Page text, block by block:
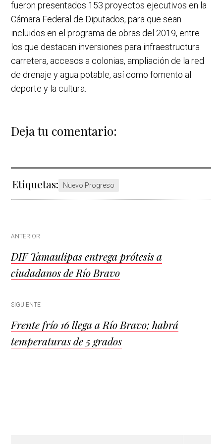
fueron presentados 153 proyectos ejecutivos en la
Cámara Federal de Diputados, para que sean
incluidos en el programa de obras del 2019, entre
los que destacan inversiones para infraestructura
carretera, accesos a colonias, ampliación de la red
de drenaje y agua potable, así como fomento al
deporte y la cultura.
Deja tu comentario:
Etiquetas: Nuevo Progreso
Post
navigation
ANTERIOR
DIF Tamaulipas entrega prótesis a
ciudadanos de Río Bravo
SIGUIENTE
Frente frío 16 llega a Río Bravo; habrá
temperaturas de 5 grados